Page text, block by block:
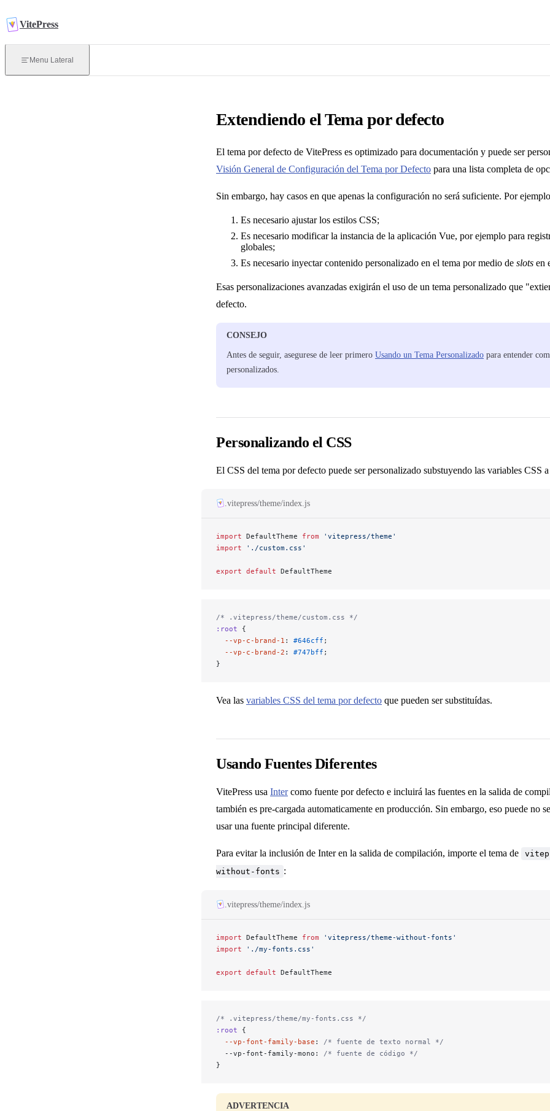
VitePress
Menu Lateral
Extendiendo el Tema por defecto
El tema por defecto de VitePress es optimizado para documentación y puede ser
Visión General de Configuración del Tema por Defecto para una lista completa de
Sin embargo, hay casos en que apenas la configuración no será suficiente. Por
Es necesario ajustar los estilos CSS;
Es necesario modificar la instancia de la aplicación Vue, por ejemplo para
globales;
Es necesario inyectar contenido personalizado en el tema por medio de slots en
Esas personalizaciones avanzadas exigirán el uso de un tema personalizado que
defecto.
CONSEJO
Antes de seguir, asegurese de leer primero Usando un Tema Personalizado para entender
personalizados.
Personalizando el CSS
El CSS del tema por defecto puede ser personalizado substuyendo las variables CSS
.vitepress/theme/index.js
import DefaultTheme from 'vitepress/theme'
import './custom.css'
export default DefaultTheme
/* .vitepress/theme/custom.css */
:root {
  --vp-c-brand-1
: #646cff ;
  --vp-c-brand-2
: #747bff ;
}
Vea las variables CSS del tema por defecto que pueden ser substituídas.
Usando Fuentes Diferentes
VitePress usa Intercomo fuente por defecto e incluirá las fuentes en la salida de
también es pre-cargada automaticamente en producción. Sin embargo, eso puede no
usar una fuente principal diferente.
Para evitar la inclusión de Inter en la salida de compilación, importe el tema de
without-fonts :
.vitepress/theme/index.js
import DefaultTheme from 'vitepress/theme-without-fonts'
import './my-fonts.css'
export default DefaultTheme
/* .vitepress/theme/my-fonts.css */
:root {
  --vp-font-family-base
: /* fuente de texto normal */
  --vp-font-family-mono:
/* fuente de código */
}
ADVERTENCIA